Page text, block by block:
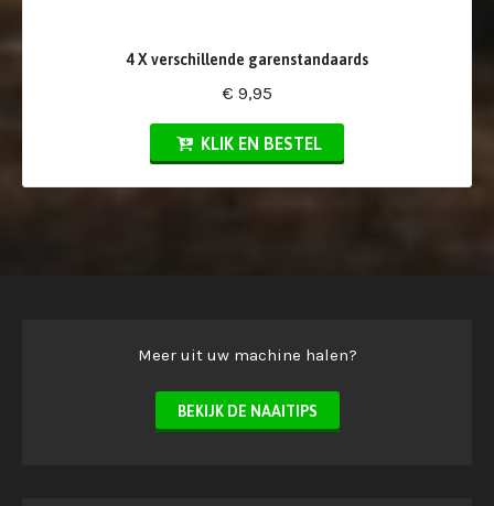
4 X verschillende garenstandaards
€ 9,95
KLIK EN BESTEL
Meer uit uw machine halen?
BEKIJK DE NAAITIPS